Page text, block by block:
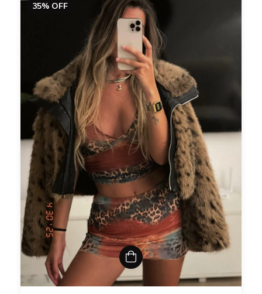
35% OFF